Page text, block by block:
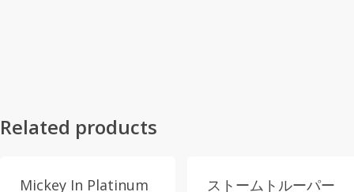
Related products
Mickey In Platinum ストームトルーパー